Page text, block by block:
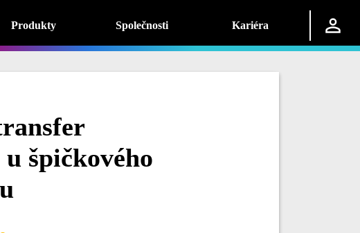
Produkty Společnosti Kariéra
špičkového